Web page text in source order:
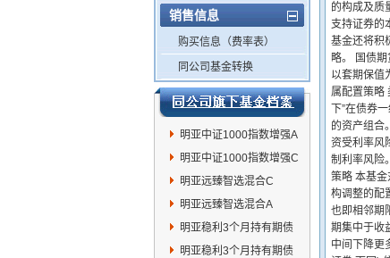
销售信息
购买信息（费率表）
同公司基金转换
明亚中证1000指数增强A
明亚中证1000指数增强C
明亚远臻智选混合C
明亚远臻智选混合A
明亚稳利3个月持有期债
券A
明亚稳利3个月持有期债
的构成及质
支持证券的
基金还将积
略。 国债
以套期保值
属配置策略
下”在债券
的资产组合
资受利率风
制利率风险
策略 本基
构调整的配
也即相邻期
期集中于收
中间下降更